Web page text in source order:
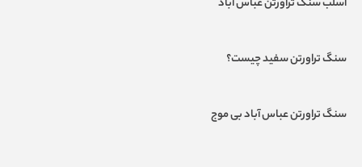
سنگ تراورتن سفید چیست؟
سنگ تراورتن عباس آباد بی موج